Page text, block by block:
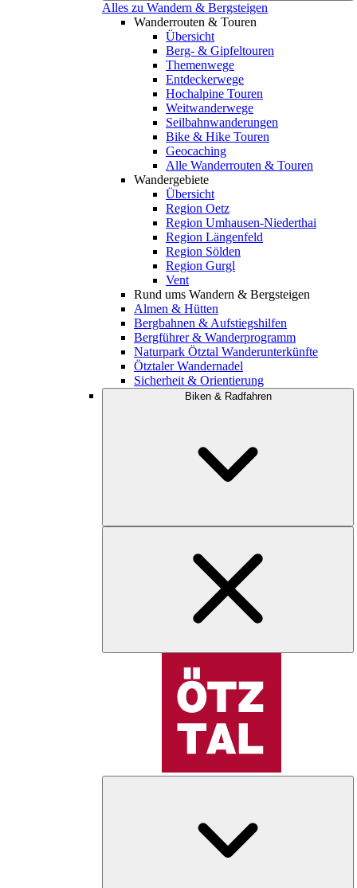
Alles zu Wandern & Bergsteigen
Wanderrouten & Touren
Übersicht
Berg- & Gipfeltouren
Themenwege
Entdeckerwege
Hochalpine Touren
Weitwanderwege
Seilbahnwanderungen
Bike & Hike Touren
Geocaching
Alle Wanderrouten & Touren
Wandergebiete
Übersicht
Region Oetz
Region Umhausen-Niederthai
Region Längenfeld
Region Sölden
Region Gurgl
Vent
Rund ums Wandern & Bergsteigen
Almen & Hütten
Bergbahnen & Aufstiegshilfen
Bergführer & Wanderprogramm
Naturpark Ötztal Wanderunterkünfte
Ötztaler Wandernadel
Sicherheit & Orientierung
Biken & Radfahren